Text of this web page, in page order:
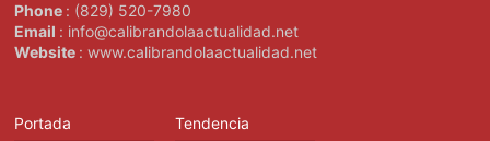
Phone : (829) 520-7980
Email : info@calibrandolaactualidad.net
Website : www.calibrandolaactualidad.net
Portada
Tendencia